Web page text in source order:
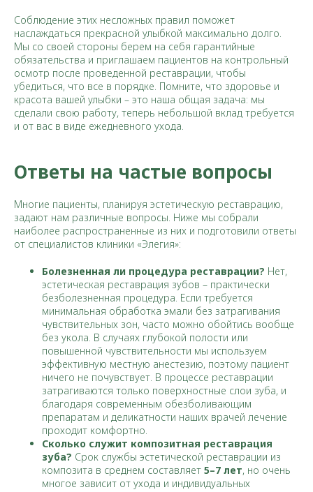
Соблюдение этих несложных правил поможет
наслаждаться прекрасной улыбкой максимально долго.
Мы со своей стороны берем на себя гарантийные
обязательства и приглашаем пациентов на контрольный
осмотр после проведенной реставрации, чтобы
убедиться, что все в порядке. Помните, что здоровье и
красота вашей улыбки – это наша общая задача: мы
сделали свою работу, теперь небольшой вклад требуется
и от вас в виде ежедневного ухода.
Ответы на частые вопросы
Многие пациенты, планируя эстетическую реставрацию,
задают нам различные вопросы. Ниже мы собрали
наиболее распространенные из них и подготовили ответы
от специалистов клиники «Элегия»:
Болезненная ли процедура реставрации? Нет,
эстетическая реставрация зубов – практически
безболезненная процедура. Если требуется
минимальная обработка эмали без затрагивания
чувствительных зон, часто можно обойтись вообще
без укола. В случаях глубокой полости или
повышенной чувствительности мы используем
эффективную местную анестезию, поэтому пациент
ничего не почувствует. В процессе реставрации
затрагиваются только поверхностные слои зуба, и
благодаря современным обезболивающим
препаратам и деликатности наших врачей лечение
проходит комфортно.
Сколько служит композитная реставрация
зуба? Срок службы эстетической реставрации из
композита в среднем составляет 5–7 лет, но очень
многое зависит от ухода и индивидуальных